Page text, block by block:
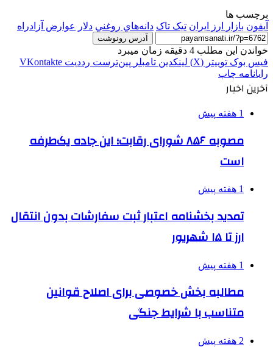
برچسب ها
آيفون بازار ارز ایران تیک تاک دانه‌هاي روغني دلار عوارض آزادراه
آدرس رونوشت
خواندن این مطلب 4 دقیقه زمان میبرد
فیس بوک توییتر (X) لینکدین ‫تامبلر ‫پین‌ترست ‫رددیت ‫VKontakte
رایانامه چاپ
آخرین اخبار
1 هفته پیش
مصوبه ۸۵۶ شورای رقابت؛ این جاده یک‌طرفه
است
1 هفته پیش
تمدید بخشنامه اعتبار ثبت سفارشات بدون انتقال
ارز تا ۱۵ شهریور
1 هفته پیش
مطالبه بخش خصوصی برای اصلاح قوانین
متناسب با شرایط جنگی
2 هفته پیش